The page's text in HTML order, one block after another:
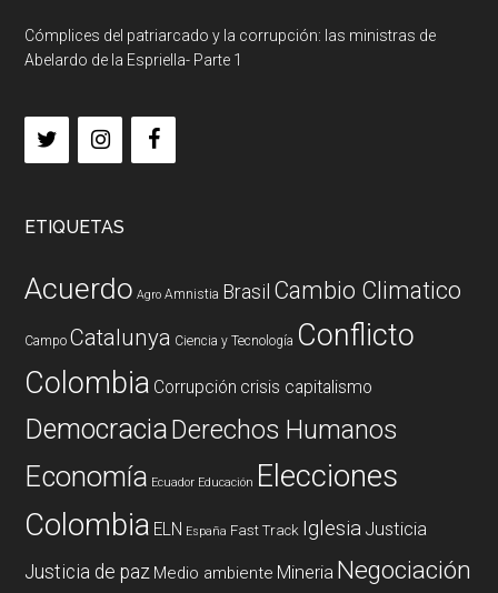
Cómplices del patriarcado y la corrupción: las ministras de
Abelardo de la Espriella- Parte 1
ETIQUETAS
Acuerdo Agro Amnistia Brasil Cambio Climatico
Campo Catalunya Ciencia y Tecnología Conflicto
Colombia Corrupción crisis capitalismo
DemocraciaDerechos Humanos
Economía Ecuador Educación Elecciones
Colombia ELN España Fast Track Iglesia Justicia
Justicia de paz Medio ambiente Mineria Negociación